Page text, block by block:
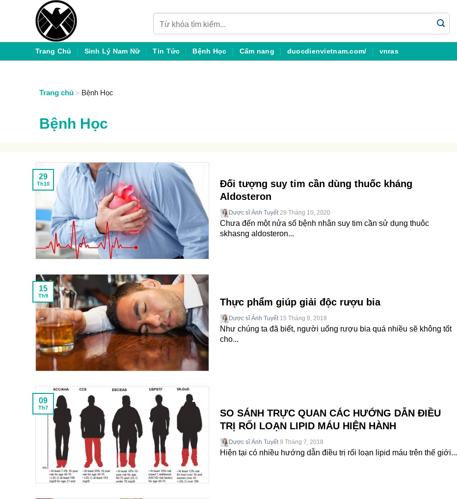
dung
kiếm:
Trang Chủ Sinh Lý Nam Nữ Tin Tức Bệnh Học Cẩm nang duocdienvietnam.com/ vnras
Trang chủ >Bệnh Học
Bệnh Học
Đối tượng suy tim cần dùng thuốc kháng
Aldosteron
Dược sĩ Ánh Tuyết 29 Tháng 10, 2020
Chưa đến một nửa số bệnh nhân suy tim cần sử dụng thuôc
skhasng aldosteron...
29
Th10
Thực phẩm giúp giải độc rượu bia
Dược sĩ Ánh Tuyết 15 Tháng 9, 2018
Như chúng ta đã biết, người uống rượu bia quá nhiều sẽ không tốt
cho...
15
Th9
SO SÁNH TRỰC QUAN CÁC HƯỚNG DẪN ĐIỀU
TRỊ RỐI LOẠN LIPID MÁU HIỆN HÀNH
Dược sĩ Ánh Tuyết 9 Tháng 7, 2018
Hiện tại có nhiều hướng dẫn điều trị rối loạn lipid máu trên thế giới...
09
Th7